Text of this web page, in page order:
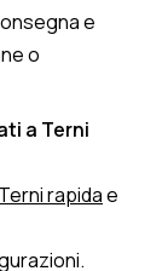
e
o
a Terni
rapidae